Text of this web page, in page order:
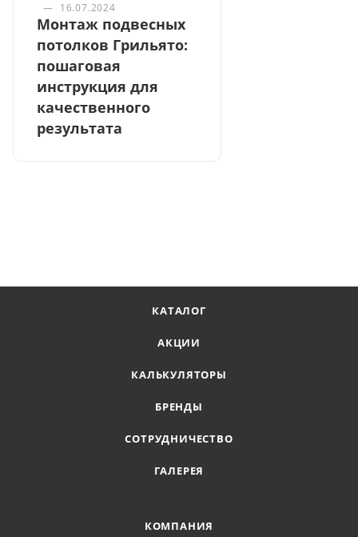
— 16.07.2024
Монтаж подвесных
потолков Грильято:
пошаговая
инструкция для
качественного
результата
КАТАЛОГ
АКЦИИ
КАЛЬКУЛЯТОРЫ
БРЕНДЫ
СОТРУДНИЧЕСТВО
ГАЛЕРЕЯ
КОМПАНИЯ